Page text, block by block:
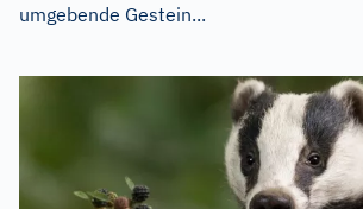
umgebende Gestein...